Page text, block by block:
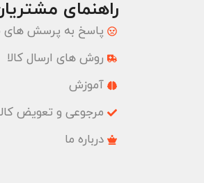
راهنمای
پاسخ به پرسش های
روش های ارسال کالا
آموزش
مرجوعی و تعویض
درباره ما